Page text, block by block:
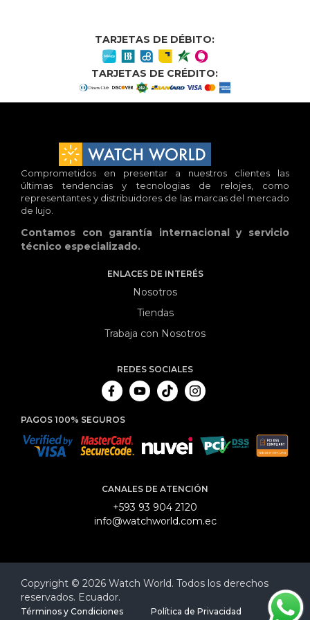
TARJETAS DE DÉBITO:
TARJETAS DE CRÉDITO:
Comprometidos en presentar a nuestros clientes las
últimas tendencias y tecnologias de relojes, como
representantes y distribuidores de las marcas del mercado
de lujo.
Contamos con garantía internacional y servicio
técnico especializado.
ENLACES DE INTERÉS
Nosotros
Tiendas
Trabaja con Nosotros
REDES SOCIALES
PAGOS 100% SEGUROS
CANALES DE ATENCIÓN
+593 93 904 2120
info@watchworld.com.ec
Copyright © 2026 Watch World. Todos los derechos
reservados. Ecuador.
Términos y Condiciones Política de Privacidad